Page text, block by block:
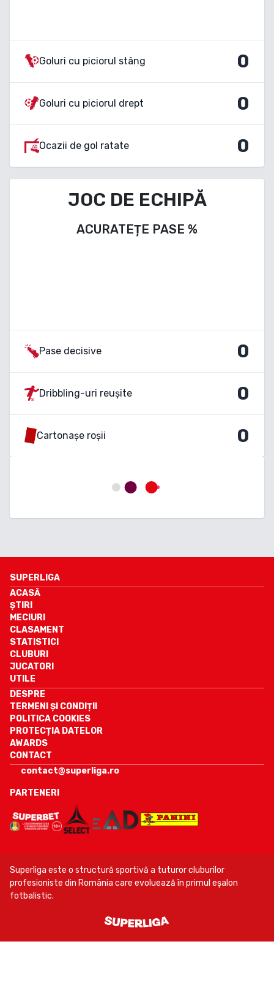
Goluri cu piciorul stâng 0
Goluri cu piciorul drept 0
Ocazii de gol ratate 0
JOC DE ECHIPĂ
ACURATEȚE PASE %
Pase decisive 0
Dribbling-uri reușite 0
Cartonașe roșii 0
SUPERLIGA
ACASĂ
ȘTIRI
MECIURI
CLASAMENT
STATISTICI
CLUBURI
JUCATORI
UTILE
DESPRE
TERMENI ȘI CONDIȚII
POLITICA COOKIES
PROTECȚIA DATELOR
AWARDS
CONTACT
contact@superliga.ro
PARTENERI
Superliga este o structură sportivă a tuturor cluburilor
profesioniste din România care evoluează în primul eşalon
fotbalistic.